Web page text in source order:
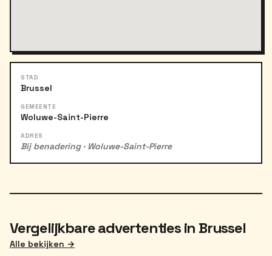
STAD
Brussel
GEMEENTE
Woluwe-Saint-Pierre
ADRES
Bij benadering · Woluwe-Saint-Pierre
Vergelijkbare advertenties in Brussel
Alle bekijken →